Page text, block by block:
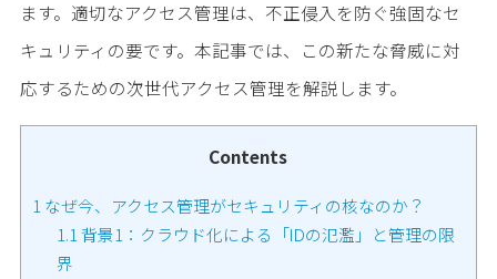
ます。適切なアクセス管理は、不正侵入を防ぐ強固なセ
キュリティの要です。本記事では、この新たな脅威に対
応するための次世代アクセス管理を解説します。
Contents
1 なぜ今、アクセス管理がセキュリティの核なのか？
1.1 背景1：クラウド化による「IDの氾濫」と管理の限
界